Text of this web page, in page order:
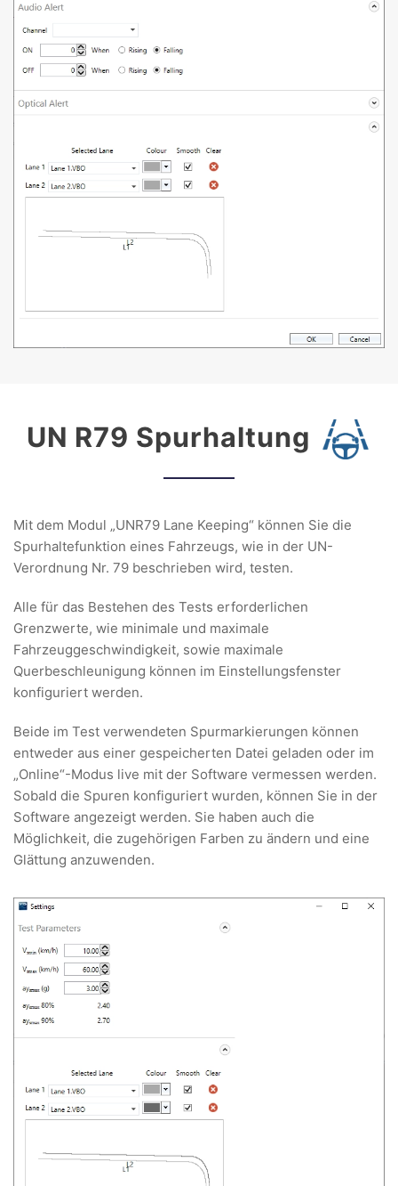
UN R79 Spurhaltung
Mit dem Modul „UNR79 Lane Keeping“ können Sie die
Spurhaltefunktion eines Fahrzeugs, wie in der UN-
Verordnung Nr. 79 beschrieben wird, testen.
Alle für das Bestehen des Tests erforderlichen
Grenzwerte, wie minimale und maximale
Fahrzeuggeschwindigkeit, sowie maximale
Querbeschleunigung können im Einstellungsfenster
konfiguriert werden.
Beide im Test verwendeten Spurmarkierungen können
entweder aus einer gespeicherten Datei geladen oder im
„Online“-Modus live mit der Software vermessen werden.
Sobald die Spuren konfiguriert wurden, können Sie in der
Software angezeigt werden. Sie haben auch die
Möglichkeit, die zugehörigen Farben zu ändern und eine
Glättung anzuwenden.